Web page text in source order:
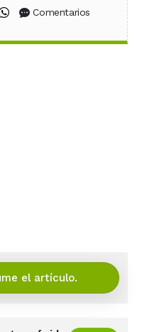
en Facebook
en X (Twitter)
Compartir en WhatsApp
Comentarios
el artículo.